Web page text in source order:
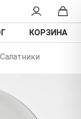
КОРЗИНА
Салатники